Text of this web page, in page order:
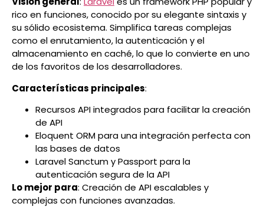
rico en funciones, conocido por su elegante sintaxis y
su sólido ecosistema. Simplifica tareas complejas
como el enrutamiento, la autenticación y el
almacenamiento en caché, lo que lo convierte en uno
de los favoritos de los desarrolladores.
Características principales:
Recursos API integrados para facilitar la creación
de API
Eloquent ORM para una integración perfecta con
las bases de datos
Laravel Sanctum y Passport para la
autenticación segura de la API
Lo mejor para: Creación de API escalables y
complejas con funciones avanzadas.